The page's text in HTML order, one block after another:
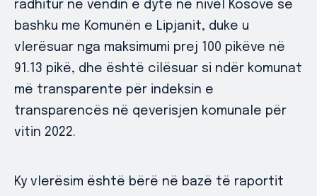
radhitur në vendin e dytë në nivel Kosove së
bashku me Komunën e Lipjanit, duke u
vlerësuar nga maksimumi prej 100 pikëve në
91.13 pikë, dhe është cilësuar si ndër komunat
më transparente për indeksin e
transparencës në qeverisjen komunale për
vitin 2022.
Ky vlerësim është bërë në bazë të raportit